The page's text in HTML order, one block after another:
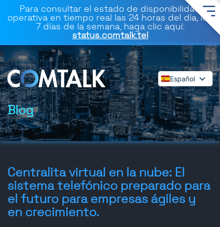
Para consultar el estado de disponibilidad
operativa en tiempo real las 24 horas del día, los
7 días de la semana, haga clic aquí:
status.comtalk.tel
Español
English
Deutsch
Français
Dansk
Română
Svenska
Blog
Centralita virtual en la nube: El
sistema telefónico preparado para
el futuro para empresas ágiles y
en crecimiento.